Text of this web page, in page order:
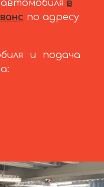
в
по адресу
и подача